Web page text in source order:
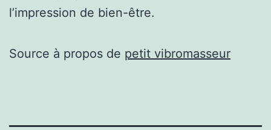
l’impression de bien-être.
Source à propos de petit vibromasseur